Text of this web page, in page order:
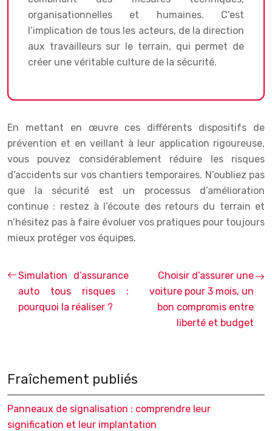
organisationnelles et humaines. C’est
l’implication de tous les acteurs, de la direction
aux travailleurs sur le terrain, qui permet de
créer une véritable culture de la sécurité.
En mettant en œuvre ces différents dispositifs de
prévention et en veillant à leur application rigoureuse,
vous pouvez considérablement réduire les risques
d’accidents sur vos chantiers temporaires. N’oubliez pas
que la sécurité est un processus d’amélioration
continue : restez à l’écoute des retours du terrain et
n’hésitez pas à faire évoluer vos pratiques pour toujours
mieux protéger vos équipes.
Simulation d’assurance
auto tous risques :
pourquoi la réaliser ?
Choisir d’assurer une
voiture pour 3 mois, un
bon compromis entre
liberté et budget
Fraîchement publiés
Panneaux de signalisation : comprendre leur
signification et leur implantation